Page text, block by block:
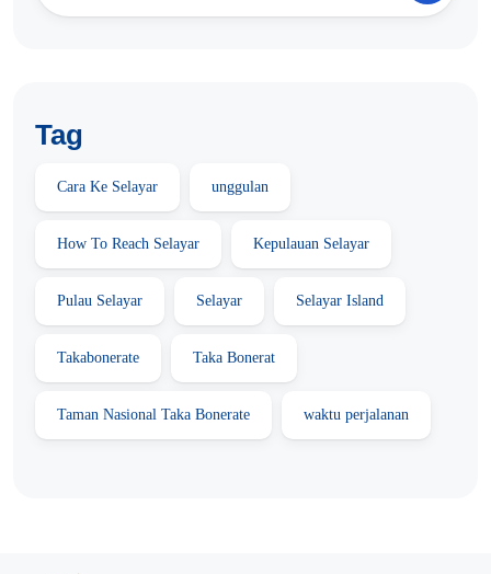
Tag
Cara Ke Selayar unggulan
How To Reach Selayar Kepulauan Selayar
Pulau Selayar Selayar Selayar Island
Takabonerate Taka Bonerat
Taman Nasional Taka Bonerate waktu perjalanan